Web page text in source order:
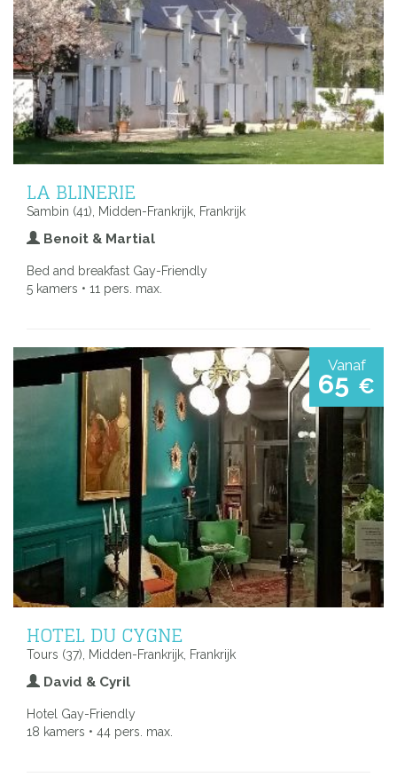
LA BLINERIE
Sambin (41), Midden-Frankrijk, Frankrijk
Benoit & Martial
Bed and breakfast Gay-Friendly
5 kamers • 11 pers. max.
Vanaf
65 €
HOTEL DU CYGNE
Tours (37), Midden-Frankrijk, Frankrijk
David & Cyril
Hotel Gay-Friendly
18 kamers • 44 pers. max.